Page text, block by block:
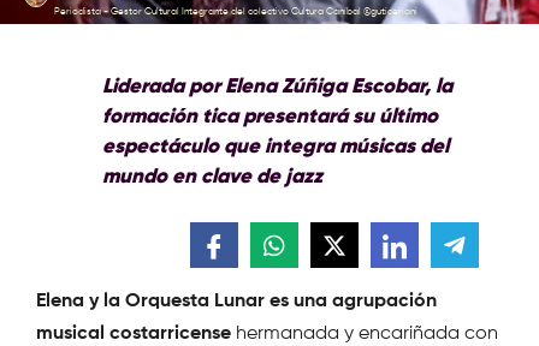
Periodista - Gestor Cultural Integrante del colectivo Cultura Caníbal @guticeriani
Liderada por Elena Zúñiga Escobar, la
formación tica presentará su último
espectáculo que integra músicas del
mundo en clave de jazz
Elena y la Orquesta Lunar es una agrupación
musical costarricense hermanada y encariñada con